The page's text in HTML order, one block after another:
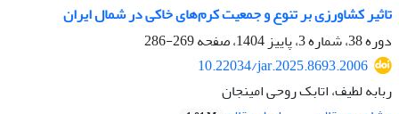
تاثیر کشاورزی بر تنوع و جمعیت کرم‌های خاکی در شمال ایران
دوره 38، شماره 3، پاییز 1404، صفحه
269-286
10.22034/jar.2025.8693.2006
ربابه لطیف، اتابک روحی امینجان